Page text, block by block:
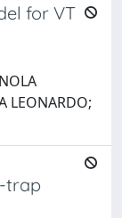
for VT
LEONARDO;
trap